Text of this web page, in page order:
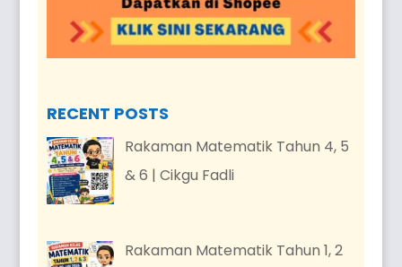
RECENT POSTS
Rakaman Matematik Tahun 4, 5
& 6 | Cikgu Fadli
Rakaman Matematik Tahun 1, 2